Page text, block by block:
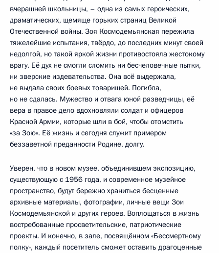
вчерашней школьницы, – одна из самых героических,
драматических, щемяще горьких страниц Великой
Отечественной войны. Зоя Космодемьянская пережила
тяжелейшие испытания, твёрдо, до последних минут своей
недолгой, но такой яркой жизни противостояла жестокому
врагу. Её дух не смогли сломить ни бесчеловечные пытки,
ни зверские издевательства. Она всё выдержала,
не выдала своих боевых товарищей. Погибла,
но не сдалась. Мужество и отвага юной разведчицы, её
вера в правое дело вдохновляли солдат и офицеров
Красной Армии, которые шли в бой, чтобы отомстить
«за Зою». Её жизнь и сегодня служит примером
беззаветной преданности Родине, долгу.
Уверен, что в новом музее, объединившем экспозицию,
существующую с 1956 года, и современное музейное
пространство, будут бережно храниться бесценные
архивные материалы, фотографии, личные вещи Зои
Космодемьянской и других героев. Воплощаться в жизнь
востребованные просветительские, патриотические
проекты. И конечно, в зале, посвящённом «Бессмертному
полку», каждый посетитель сможет оставить драгоценные